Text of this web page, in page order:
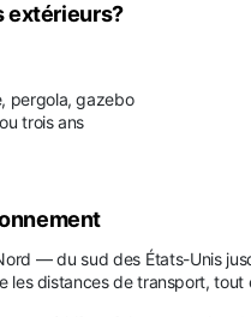
extérieurs?
pergola, gazebo
trois ans
— du sud des États-Unis
distances de transport,